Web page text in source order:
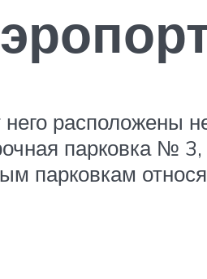
расположены
парковка №
парковкам